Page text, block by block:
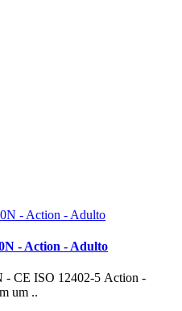
- Action - Adulto
- CE ISO 12402-5 Action -
um ..